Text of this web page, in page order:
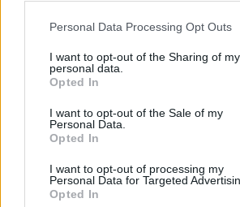
Please note that this website/app uses
not limited to your visit or usage
grant or deny consent to Google and its
use your data for below specified
consent section.
Personal Data Processing Opt Outs
I want to opt-out of the Sharing of my
personal data.
Opted In
I want to opt-out of the Sale of my
Personal Data.
Opted In
I want to opt-out of processing my
Personal Data for Targeted
Opted In